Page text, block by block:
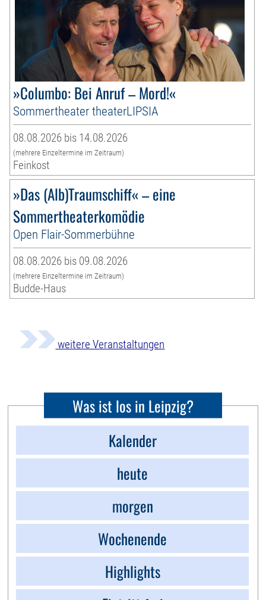
»Columbo: Bei Anruf – Mord!«
Sommertheater theaterLIPSIA
08.08.2026 bis 14.08.2026
(mehrere Einzeltermine im Zeitraum)
Feinkost
»Das (Alb)Traumschiff« – eine
Sommertheaterkomödie
Open Flair-Sommerbühne
08.08.2026 bis 09.08.2026
(mehrere Einzeltermine im Zeitraum)
Budde-Haus
weitere Veranstaltungen
Was ist los in Leipzig?
Kalender
heute
morgen
Wochenende
Highlights